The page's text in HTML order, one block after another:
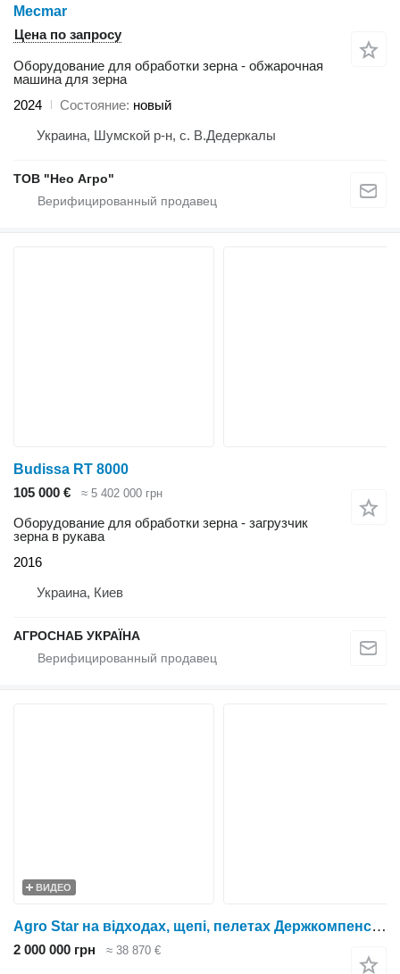
Mecmar
Цена по запросу
Оборудование для обработки зерна - обжарочная
машина для зерна
2024
Состояние новый
Украина, Шумской р-н, с. В.Дедеркалы
ТОВ "Нео Агро"
Budissa RT 8000
105 000 €
≈ 5 402 000 грн
Оборудование для обработки зерна - загрузчик
зерна в рукава
2016
Украина, Киев
АГРОСНАБ УКРАЇНА
ВИДЕО
Agro Star на відходах, щепі, пелетах Держкомпенсація 25%
2 000 000 грн ≈ 38 870 €